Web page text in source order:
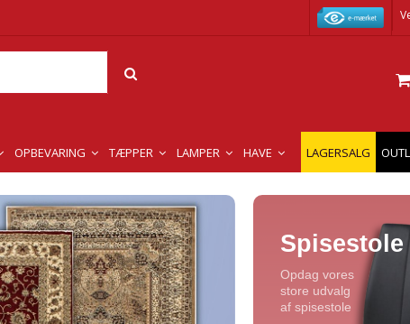
OPBEVARING TÆPPER LAMPER HAVE LAGERSALG
Spisestole
Opdag vores
store udvalg
af spisestole